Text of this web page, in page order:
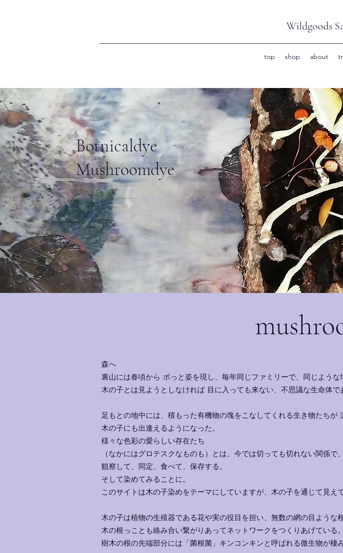
Wildgoods
top shop about
​Botnicaldye​
Mushroomdye
森へ
裏山には春頃から ポっと姿を現し、毎年同じファミリーで、同じよう
木の子とは見ようとしなければ 目に入っても来ない、不思議な生命体で
足もとの地中には、積もった有機物の塊をこなしてくれる生き物たちが
木の子にも出逢えるようになった。
様々な色彩の愛らしい存在たち
（なかにはグロテスクなものも）とは、今では切っても切れない関係で、
観察して、同定、食べて、保存する。
そして染めてみることに。
このサイトは木の子染めをテーマにしていますが、木の子を通じて見え
木の子は植物の生殖器である花や実の役目を担い、無数の網の目ような
木の根っことも絡み合い繋がりあってネットワークをつくりあげている。
樹木の根の先端部分には「菌根菌」キンコンキンと呼ばれる微生物が棲